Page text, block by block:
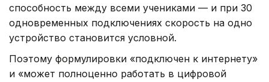
способность между всеми учениками — и при 30
одновременных подключениях скорость на одно
устройство становится условной.
Поэтому формулировки «подключен к интернету»
и «может полноценно работать в цифровой